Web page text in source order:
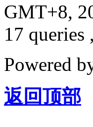
GMT+8,
17 queries
Powered
返回顶部